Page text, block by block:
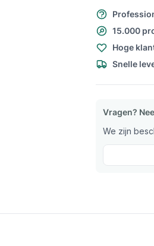
15.000
Hoge
Snelle
Vragen?
We zijn